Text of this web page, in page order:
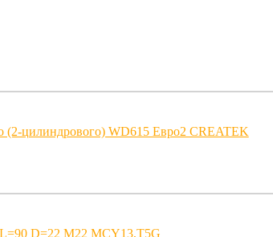
(2-цилиндрового) WD615 Евро2 CREATEK
D=22 M22 MCY13,T5G